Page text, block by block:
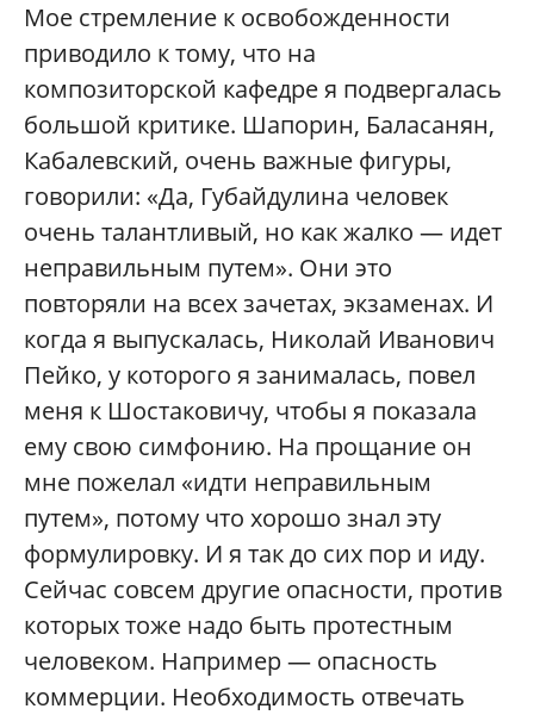
Мое стремление к освобожденности
приводило к тому, что на
композиторской кафедре я подвергалась
большой критике. Шапорин, Баласанян,
Кабалевский, очень важные фигуры,
говорили: «Да, Губайдулина человек
очень талантливый, но как жалко — идет
неправильным путем». Они это
повторяли на всех зачетах, экзаменах. И
когда я выпускалась, Николай Иванович
Пейко, у которого я занималась, повел
меня к Шостаковичу, чтобы я показала
ему свою симфонию. На прощание он
мне пожелал «идти неправильным
путем», потому что хорошо знал эту
формулировку. И я так до сих пор и иду.
Сейчас совсем другие опасности, против
которых тоже надо быть протестным
человеком. Например — опасность
коммерции. Необходимость отвечать